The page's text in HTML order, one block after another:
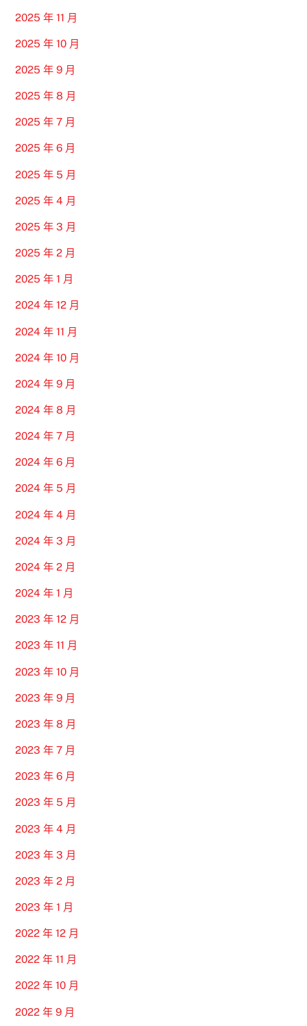
2025 年 11 月
2025 年 10 月
2025 年 9 月
2025 年 8 月
2025 年 7 月
2025 年 6 月
2025 年 5 月
2025 年 4 月
2025 年 3 月
2025 年 2 月
2025 年 1 月
2024 年 12 月
2024 年 11 月
2024 年 10 月
2024 年 9 月
2024 年 8 月
2024 年 7 月
2024 年 6 月
2024 年 5 月
2024 年 4 月
2024 年 3 月
2024 年 2 月
2024 年 1 月
2023 年 12 月
2023 年 11 月
2023 年 10 月
2023 年 9 月
2023 年 8 月
2023 年 7 月
2023 年 6 月
2023 年 5 月
2023 年 4 月
2023 年 3 月
2023 年 2 月
2023 年 1 月
2022 年 12 月
2022 年 11 月
2022 年 10 月
2022 年 9 月